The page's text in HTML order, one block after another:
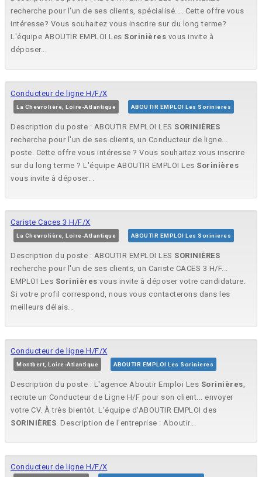
recherche pour l'un de ses clients, spécialisé.... Cette offre vous
intéresse? Vous souhaitez vous inscrire sur du long terme?
L'équipe ABOUTIR EMPLOI Les Sorinières vous invite à
déposer...
Conducteur de ligne H/F/X
La Chevrolière, Loire-Atlantique ABOUTIR EMPLOI Les Sorinieres
Description du poste : ABOUTIR EMPLOI LES SORINIÈRES
recherche pour l'un de ses clients, un Conducteur de ligne...
poste. Cette offre vous intéresse ? Vous souhaitez vous inscrire
sur du long terme ? L'équipe ABOUTIR EMPLOI Les Sorinières
vous invite à déposer...
Cariste Caces 3 H/F/X
La Chevrolière, Loire-Atlantique ABOUTIR EMPLOI Les Sorinieres
Description du poste : ABOUTIR EMPLOI LES SORINIÈRES
recherche pour l'un de ses clients, un Cariste CACES 3 H/F...
EMPLOI Les Sorinières vous invite à déposer votre candidature.
Si votre profil correspond, nous vous contacterons dans les
meilleurs délais...
Conducteur de ligne H/F/X
Montbert, Loire-Atlantique ABOUTIR EMPLOI Les Sorinieres
Description du poste : L'agence Aboutir Emploi Les Sorinières,
recrute un Conducteur de Ligne H/F pour son client... envoyer
votre CV. À très bientôt. L'équipe d'ABOUTIR EMPLOI des
SORINIÈRES. Description de l'entreprise : Aboutir...
Conducteur de ligne H/F/X